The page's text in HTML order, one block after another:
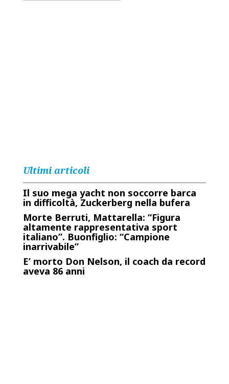
Ultimi articoli
Il suo mega yacht non soccorre barca
in difficoltà, Zuckerberg nella bufera
Morte Berruti, Mattarella: “Figura
altamente rappresentativa sport
italiano”. Buonfiglio: “Campione
inarrivabile”
E’ morto Don Nelson, il coach da record
aveva 86 anni